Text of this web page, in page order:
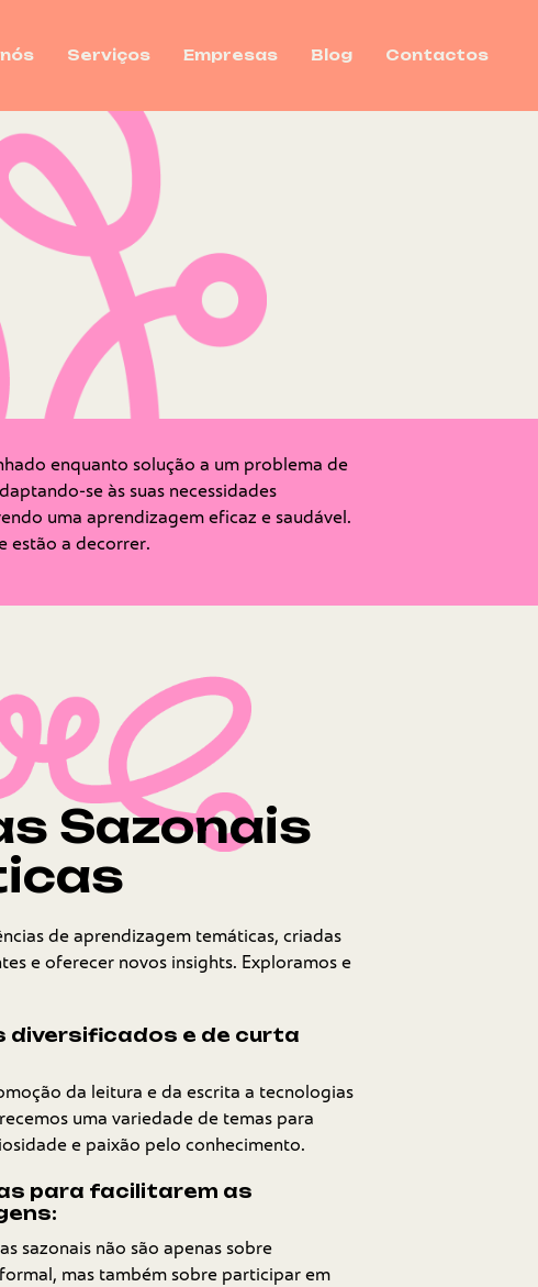
Serviços Empresas Blog Contactos
enquanto solução a um problema de
se às suas necessidades
uma aprendizagem eficaz e saudável.
estão a decorrer.
Sazonais
de aprendizagem temáticas, criadas
e oferecer novos insights. Exploramos e
diversificados e de curta
da leitura e da escrita a tecnologias
uma variedade de temas para
e paixão pelo conhecimento.
para facilitarem as
sazonais não são apenas sobre
mas também sobre participar em